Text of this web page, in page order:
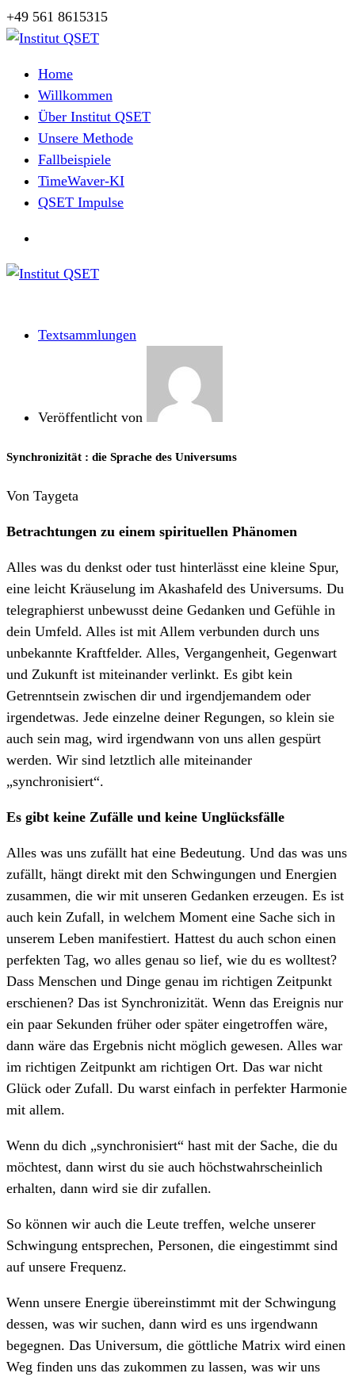
Zum
Inhalt
+49 561 8615315
Herzlich Willkommen
Home
Willkommen
Über Institut QSET
Unsere Methode
Fallbeispiele
TimeWaver-KI
QSET Impulse
Textsammlungen
Veröffentlicht von
Synchronizität : die Sprache des Universums
Von Taygeta
Betrachtungen zu einem spirituellen Phänomen
Alles was du denkst oder tust hinterlässt eine kleine Spur,
eine leicht Kräuselung im Akashafeld des Universums. Du
telegraphierst unbewusst deine Gedanken und Gefühle in
dein Umfeld. Alles ist mit Allem verbunden durch uns
unbekannte Kraftfelder. Alles, Vergangenheit, Gegenwart
und Zukunft ist miteinander verlinkt. Es gibt kein
Getrenntsein zwischen dir und irgendjemandem oder
irgendetwas. Jede einzelne deiner Regungen, so klein sie
auch sein mag, wird irgendwann von uns allen gespürt
werden. Wir sind letztlich alle miteinander
„synchronisiert“.
Es gibt keine Zufälle und keine Unglücksfälle
Alles was uns zufällt hat eine Bedeutung. Und das was uns
zufällt, hängt direkt mit den Schwingungen und Energien
zusammen, die wir mit unseren Gedanken erzeugen. Es ist
auch kein Zufall, in welchem Moment eine Sache sich in
unserem Leben manifestiert. Hattest du auch schon einen
perfekten Tag, wo alles genau so lief, wie du es wolltest?
Dass Menschen und Dinge genau im richtigen Zeitpunkt
erschienen? Das ist Synchronizität. Wenn das Ereignis nur
ein paar Sekunden früher oder später eingetroffen wäre,
dann wäre das Ergebnis nicht möglich gewesen. Alles war
im richtigen Zeitpunkt am richtigen Ort. Das war nicht
Glück oder Zufall. Du warst einfach in perfekter Harmonie
mit allem.
Wenn du dich „synchronisiert“ hast mit der Sache, die du
möchtest, dann wirst du sie auch höchstwahrscheinlich
erhalten, dann wird sie dir zufallen.
So können wir auch die Leute treffen, welche unserer
Schwingung entsprechen, Personen, die eingestimmt sind
auf unsere Frequenz.
Wenn unsere Energie übereinstimmt mit der Schwingung
dessen, was wir suchen, dann wird es uns irgendwann
begegnen. Das Universum, die göttliche Matrix wird einen
Weg finden uns das zukommen zu lassen, was wir uns